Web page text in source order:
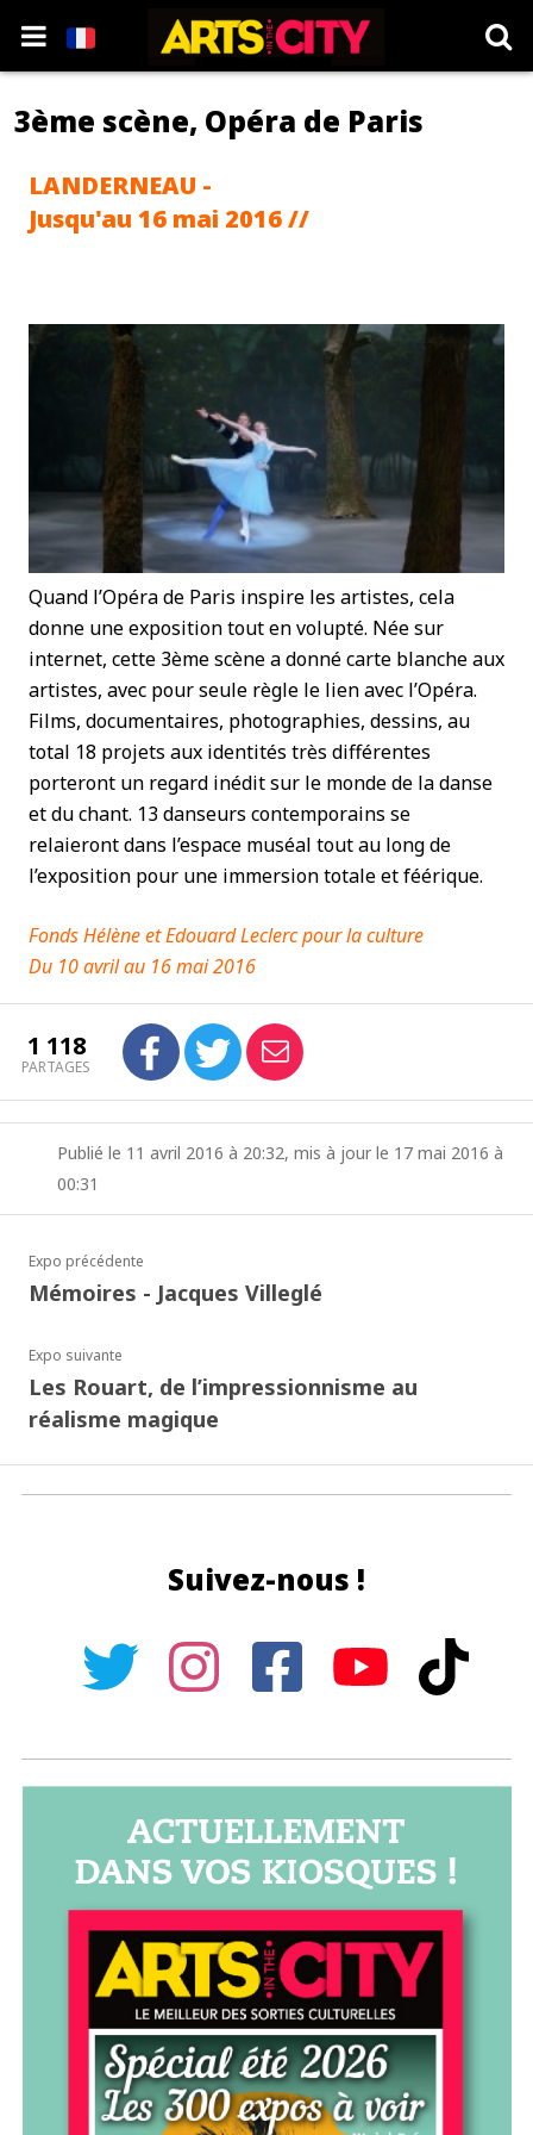
3ème scène, Opéra de Paris
LANDERNEAU -
Jusqu'au 16 mai 2016 //
Quand l’Opéra de Paris inspire les artistes, cela
donne une exposition tout en volupté. Née sur
internet, cette 3ème scène a donné carte blanche aux
artistes, avec pour seule règle le lien avec l’Opéra.
Films, documentaires, photographies, dessins, au
total 18 projets aux identités très différentes
porteront un regard inédit sur le monde de la danse
et du chant. 13 danseurs contemporains se
relaieront dans l’espace muséal tout au long de
l’exposition pour une immersion totale et féérique.
Fonds Hélène et Edouard Leclerc pour la culture
Du 10 avril au 16 mai 2016
1 118
PARTAGES
Publié le 11 avril 2016 à 20:32, mis à jour le 17 mai 2016 à
00:31
Expo précédente
Mémoires - Jacques Villeglé
Expo suivante
Les Rouart, de l’impressionnisme au
réalisme magique
Suivez-nous !